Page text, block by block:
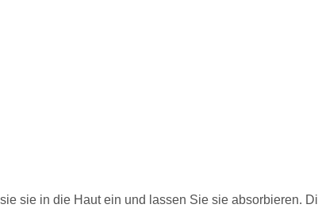
sie in die Haut ein und lassen Sie sie absorbieren.